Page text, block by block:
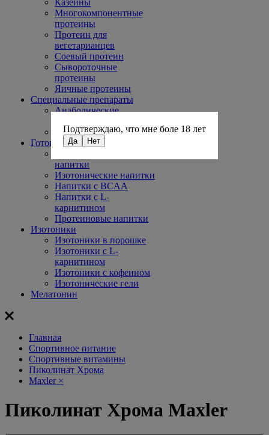
Казеины
Многокомпонентные
протеины
Протеин для
вегетарианцев
Соевый протеин
Сывороточные
протеины
Яичные протеины
Специальные препараты
Анаболические
Предсонники
Готовые напитки
напитки
Изотонические напитки
Напитки с BCAA
Напитки с L-
карнитином
Протеиновые напитки
Изотоники
Изотоники в порошке
Изотоники с L-
карнитином
Изотоники с кофеином
Изотонические гели
Мелатонин
Главная
Спортивное питание
Спортивные витамины
Пиколинат Хрома
Maxler ×
Пиколинат Хрома Maxler
Подтверждаю, что мне боле 18 лет
Да Нет